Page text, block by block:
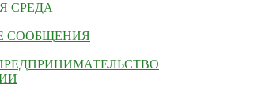
СРЕДА
СООБЩЕНИЯ